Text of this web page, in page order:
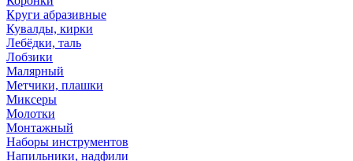
Круги абразивные
Кувалды, кирки
Лебёдки, таль
Лобзики
Малярный
Метчики, плашки
Миксеры
Молотки
Монтажный
Наборы инструментов
Напильники, надфили